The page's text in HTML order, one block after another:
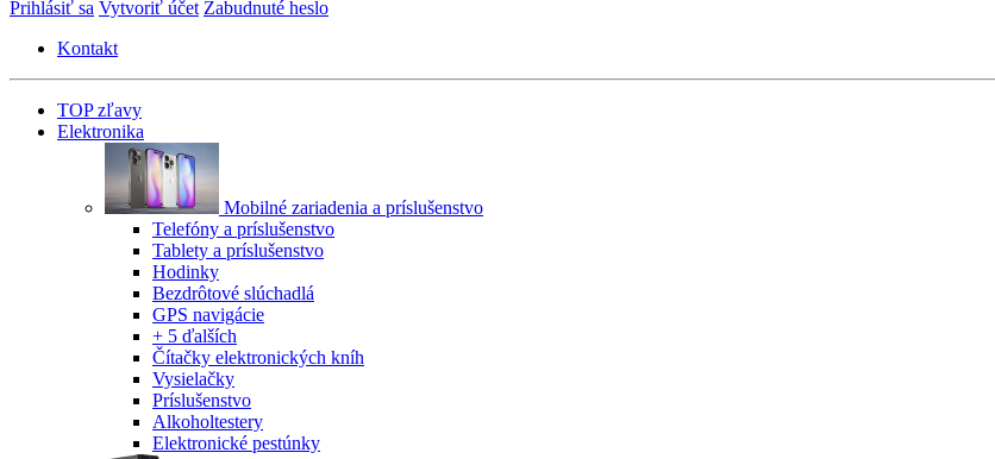
Prihlásiť sa Vytvoriť účet Zabudnuté heslo
Kontakt
TOP zľavy
Elektronika
Mobilné zariadenia a príslušenstvo
Telefóny a príslušenstvo
Tablety a príslušenstvo
Hodinky
Bezdrôtové slúchadlá
GPS navigácie
+ 5 ďalších
Čítačky elektronických kníh
Vysielačky
Príslušenstvo
Alkoholtestery
Elektronické pestúnky